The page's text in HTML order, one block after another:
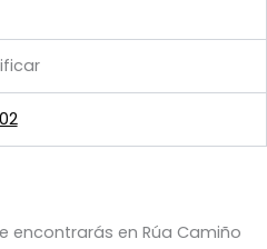
encontrarás en Rúa Camiño